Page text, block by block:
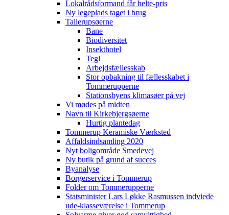
Lokalrådsformand får helte-pris
Ny legeplads taget i brug
Tallerupsøerne
Bane
Biodiversitet
Insekthotel
Tegl
Arbejdsfællesskab
Stor opbakning til fællesskabet i
Tommerupperne
Stationsbyens klimasøer på vej
Vi mødes på midten
Navn til Kirkebjergsøerne
Hurtig plantedag
Tommerup Keramiske Værksted
Affaldsindsamling 2020
Nyt boligområde Smedevej
Ny butik på grund af succes
Byanalyse
Borgerservice i Tommerup
Folder om Tommerupperne
Statsminister Lars Løkke Rasmussen indviede
ude-klasseværelse i Tommerup